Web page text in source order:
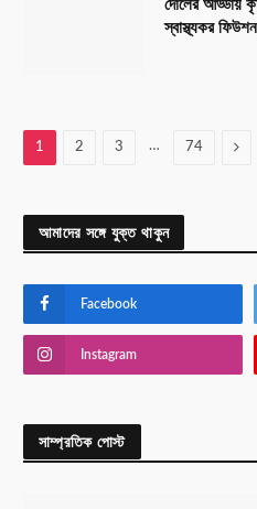
দোলের আড্ডায়
স্বাস্থ্যকর ফিউশন
1 2 3 … 74 Next
আমাদের সঙ্গে যুক্ত থাকুন
Facebook
Instagram
সাম্প্রতিক পোস্ট